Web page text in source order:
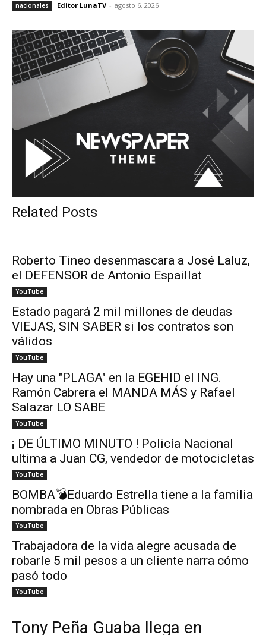
nacionales Editor LunaTV - agosto 6, 2026
Related Posts
Roberto Tineo desenmascara a José Laluz,
el DEFENSOR de Antonio Espaillat
YouTube
Estado pagará 2 mil millones de deudas
VIEJAS, SIN SABER si los contratos son
válidos
YouTube
Hay una "PLAGA" en la EGEHID el ING.
Ramón Cabrera el MANDA MÁS y Rafael
Salazar LO SABE
YouTube
¡ DE ÚLTIMO MINUTO ! Policía Nacional
ultima a Juan CG, vendedor de motocicletas
YouTube
BOMBA💣Eduardo Estrella tiene a la familia
nombrada en Obras Públicas
YouTube
Trabajadora de la vida alegre acusada de
robarle 5 mil pesos a un cliente narra cómo
pasó todo
YouTube
Tony Peña Guaba llega en